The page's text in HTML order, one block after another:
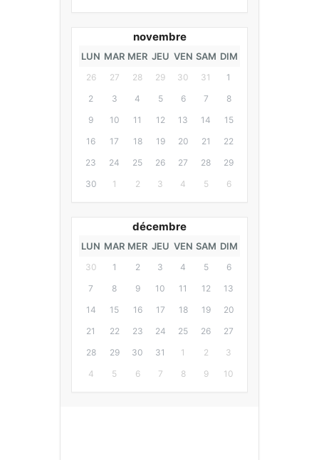
novembre
LUN MAR MER JEU VEN SAM DIM
26 27 28 29 30 31
1
2
3 4 5 6 7
8
9
10 11 12 13 14
15
16
17 18 19 20 21
22
23
24 25 26 27 28
29
30
1 2 3 4 5 6
décembre
LUN MAR MER JEU VEN SAM DIM
30 1 2 3 4 5
6
7
8 9 10 11 12
13
14
15 16 17 18 19
20
21
22 23 24 25 26
27
28
29 30 31 1 2
3
4
5 6 7 8 9 10